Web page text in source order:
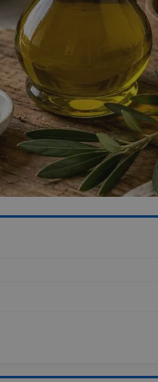
cookie bruges af Cookie-Script.com-tjenesten
om samtykke til besøgende. Det er
cookiebanner fungerer korrekt.
Storage type
Lokal lagring
Sessionslagring
Lokal lagring
Lokal lagring
Lokal lagring
Lokal lagring
Sessionslagring
Lokal lagring